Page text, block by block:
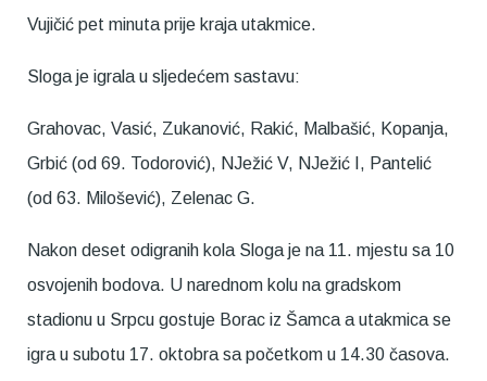
Vujičić pet minuta prije kraja utakmice.
Sloga je igrala u sljedećem sastavu:
Grahovac, Vasić, Zukanović, Rakić, Malbašić, Kopanja,
Grbić (od 69. Todorović), NJežić V, NJežić I, Pantelić
(od 63. Milošević), Zelenac G.
Nakon deset odigranih kola Sloga je na 11. mjestu sa 10
osvojenih bodova. U narednom kolu na gradskom
stadionu u Srpcu gostuje Borac iz Šamca a utakmica se
igra u subotu 17. oktobra sa početkom u 14.30 časova.